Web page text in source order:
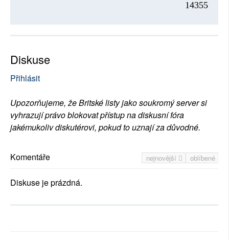
14355
Diskuse
Přihlásit
Upozorňujeme, že Britské listy jako soukromý server si
vyhrazují právo blokovat přístup na diskusní fóra
jakémukoliv diskutérovi, pokud to uznají za důvodné.
nejnovější oblíbené
Komentáře
Diskuse je prázdná.